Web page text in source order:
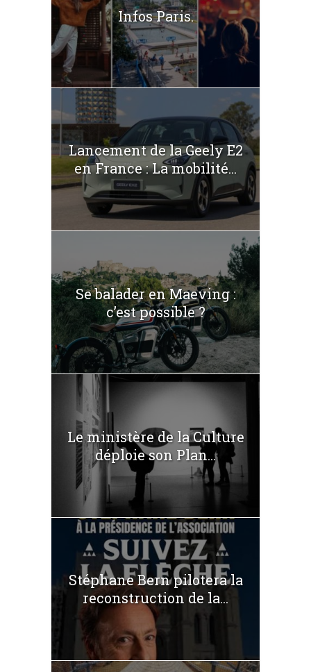
Infos Paris.
Lancement de la Geely E2
en France : La mobilité...
Se balader en Maeving :
c’est possible ?
Le ministère de la Culture
déploie son Plan...
Stéphane Bern pilotera la
reconstruction de la...